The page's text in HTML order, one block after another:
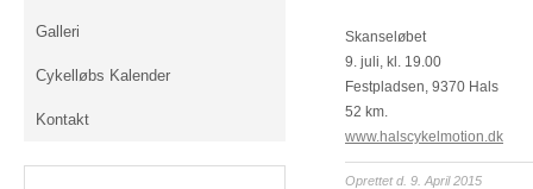
Galleri
Cykelløbs Kalender
Kontakt
Skanseløbet
9. juli, kl. 19.00
Festpladsen, 9370 Hals
52 km.
www.halscykelmotion.dk
Oprettet d. 9. April 2015